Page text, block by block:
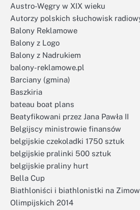
Austro-Węgry w XIX wieku
Autorzy polskich słuchowisk
Balony Reklamowe
Balony z Logo
Balony z Nadrukiem
balony-reklamowe.pl
Barciany (gmina)
Baszkiria
bateau boat plans
Beatyfikowani przez Jana Pawła II
Belgijscy ministrowie finansów
belgijskie czekoladki 1750 sztuk
belgijskie pralinki 500 sztuk
belgijskie praliny hurt
Bella Cup
Biathloniści i biathlonistki na
Olimpijskich 2014